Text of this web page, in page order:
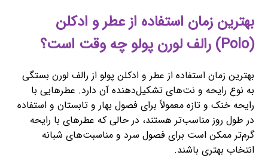
بهترین زمان استفاده از عطر و ادکلن
(Polo) رالف لورن پولو چه وقت است؟
بهترین زمان استفاده از عطر و ادکلن پولو از رالف لورن بستگی
به نوع رایحه و نت‌های تشکیل‌دهنده آن دارد. عطرهایی با
رایحه خنک و تازه معمولاً برای فصول بهار و تابستان و استفاده
در طول روز مناسب‌تر هستند، در حالی که عطرهای با رایحه
گرم‌تر ممکن است برای فصول سرد و مناسبت‌های شبانه
انتخاب بهتری باشند.